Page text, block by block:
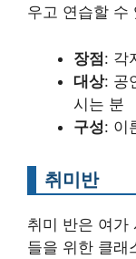
우고 연습할 수
장점: 각
대상: 공
시는 분
구성: 이
취미반
취미 반은 여가
들을 위한 클래